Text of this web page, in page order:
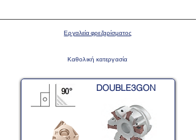
Εργαλεία φρεζαρίσματος
Καθολική κατεργασία
DOUBLE3GON